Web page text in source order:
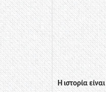
Η ιστορία